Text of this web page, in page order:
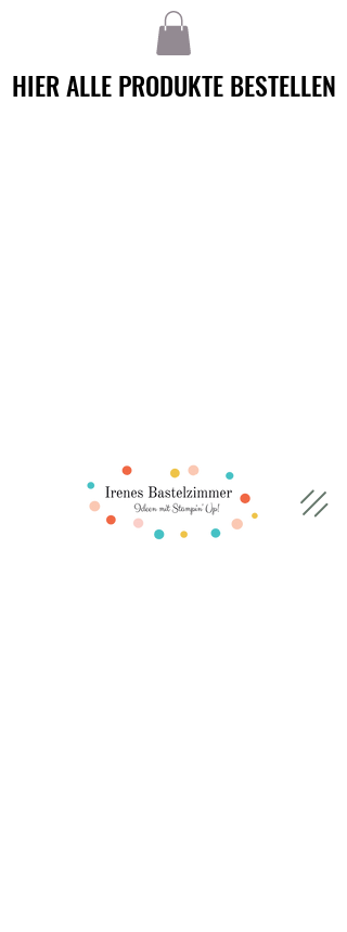
HIER ALLE PRODUKTE BESTELLEN
HIER ALLE PRODUKTE BESTELLEN